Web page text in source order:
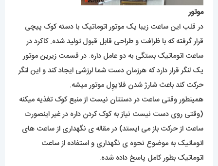
موتور
در قلب این ساعت زیبا یک موتور اتوماتیک با دسته کوک پیچی
قرار گرفته که با ظرافت و طراحی قابل قبول تولید شده. کاکرد در
ساعت اتوماتیک بستگی به دو عامل داره. در قسمت زیرین موتور
یک لنگر قرار دارد که هرزمان دست شما لرزشی ایجاد کند و این لنگر
حرکت کند باعث شارژ شدن فلایوِل موتور میشه.
همینطور وقتی ساعت در دستتان نیست از منبع کوک تغذیه میکنه
(وقتی روی دست نیست نیاز به کوک کردن داره در غیر اینصورت
ساعت از حرکت باز می ایستد) در مقاله ی نگهداری از ساعت های
اتوماتیک به موضوع نحوه ی نگهداری و استفاده از ساعت
اتوماتیک بطور کامل پاسخ داده شده.